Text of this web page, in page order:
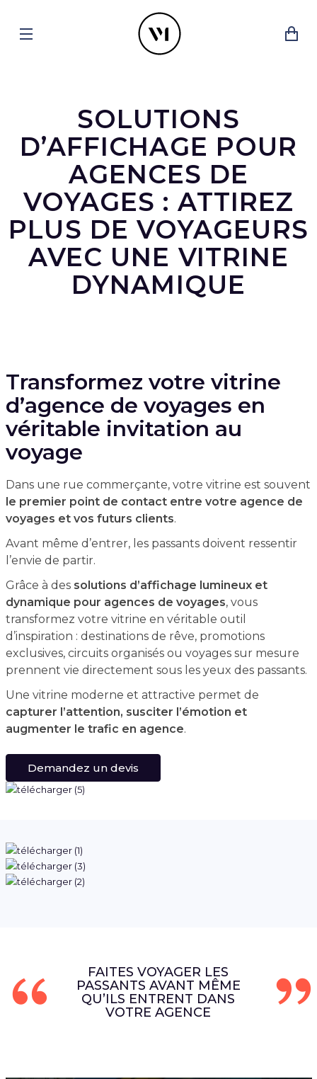
SOLUTIONS
D’AFFICHAGE POUR
AGENCES DE
VOYAGES : ATTIREZ
PLUS DE VOYAGEURS
AVEC UNE VITRINE
DYNAMIQUE
Transformez votre vitrine
d’agence de voyages en
véritable invitation au
voyage
Dans une rue commerçante, votre vitrine est souvent
le premier point de contact entre votre agence de
voyages et vos futurs clients.
Avant même d’entrer, les passants doivent ressentir
l’envie de partir.
Grâce à des solutions d’affichage lumineux et
dynamique pour agences de voyages, vous
transformez votre vitrine en véritable outil
d’inspiration : destinations de rêve, promotions
exclusives, circuits organisés ou voyages sur mesure
prennent vie directement sous les yeux des passants.
Une vitrine moderne et attractive permet de
capturer l’attention, susciter l’émotion et
augmenter le trafic en agence.
Demandez un devis
FAITES VOYAGER LES
PASSANTS AVANT MÊME
QU’ILS ENTRENT DANS
VOTRE AGENCE